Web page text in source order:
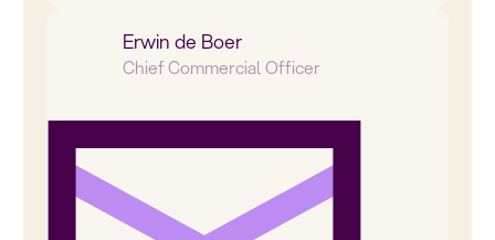
Erwin de Boer
Chief Commercial Officer